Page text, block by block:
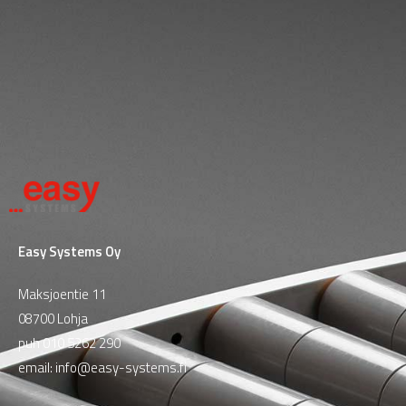
Easy Systems Oy
Maksjoentie 11
08700 Lohja
puh010 5262 290
email: info@easy-systems.fi